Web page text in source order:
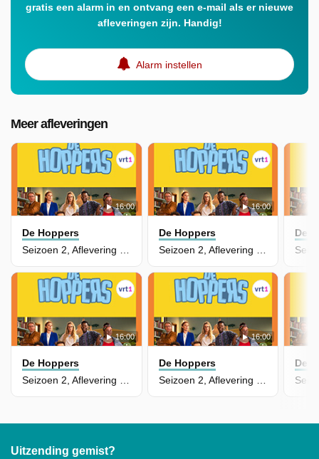
gratis een alarm in en ontvang een e-mail als er nieuwe
afleveringen zijn. Handig!
Alarm instellen
Meer afleveringen
16:00
De Hoppers
Seizoen 2, Aflevering 32 - De Eerste Kus
16:00
De Hoppers
Seizoen 2, Aflevering 31 - Ze Worden Zo Snel Groot
16:00
De Hoppers
16:00
De Hoppers
De
De
Uitzending gemist?